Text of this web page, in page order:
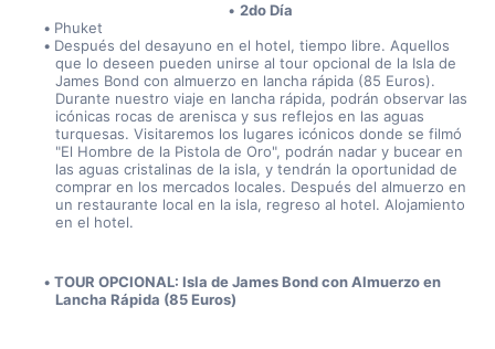
2do Día
Phuket
Después del desayuno en el hotel, tiempo libre. Aquellos
que lo deseen pueden unirse al tour opcional de la Isla de
James Bond con almuerzo en lancha rápida (85 Euros).
Durante nuestro viaje en lancha rápida, podrán observar las
icónicas rocas de arenisca y sus reflejos en las aguas
turquesas. Visitaremos los lugares icónicos donde se filmó
"El Hombre de la Pistola de Oro", podrán nadar y bucear en
las aguas cristalinas de la isla, y tendrán la oportunidad de
comprar en los mercados locales. Después del almuerzo en
un restaurante local en la isla, regreso al hotel. Alojamiento
en el hotel.
TOUR OPCIONAL: Isla de James Bond con Almuerzo en
Lancha Rápida (85 Euros)